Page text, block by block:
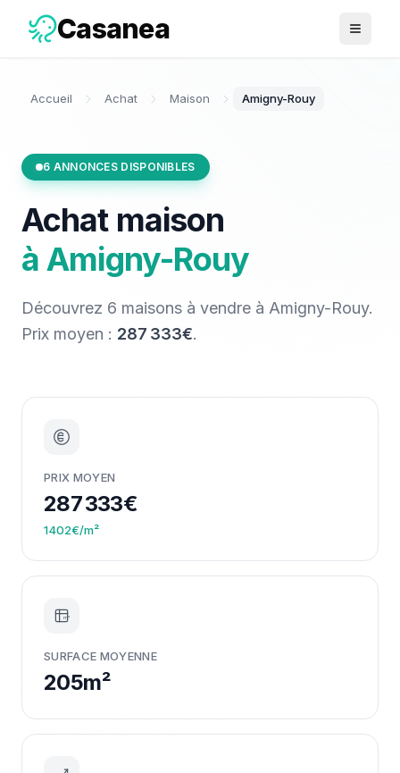
Casanea Ouvrir
Accueil Achat Maison Amigny-Rouy
6 ANNONCES DISPONIBLES
Achat maison
àAmigny-Rouy
Découvrez 6 maisons à vendre à Amigny-Rouy.
Prix moyen : 287 333€.
PRIX MOYEN
287 333€
1402€/m²
m²
SURFACE MOYENNE
205m²